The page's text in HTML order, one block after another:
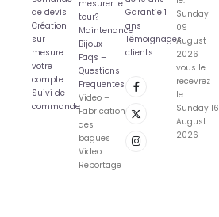
de devis
Création
sur
mesure
votre
compte
Suivi de
commande
mesurer le
tour?
Maintenance
Bijoux
Faqs –
Questions
Frequentes
Video –
Fabrication
des
bagues
Video
Reportage
Garantie 1
ans
Témoignages
clients
Sunday
09
August
2026
vous le
recevrez
le:
Sunday 16
August
2026